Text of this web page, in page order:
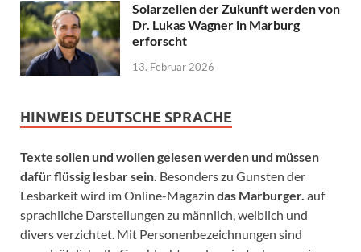
Solarzellen der Zukunft werden von
Dr. Lukas Wagner in Marburg
erforscht
13. Februar 2026
HINWEIS DEUTSCHE SPRACHE
Texte sollen und wollen gelesen werden und müssen
dafür flüssig lesbar sein. Besonders zu Gunsten der
Lesbarkeit wird im Online-Magazin das Marburger. auf
sprachliche Darstellungen zu männlich, weiblich und
divers verzichtet. Mit Personenbezeichnungen sind